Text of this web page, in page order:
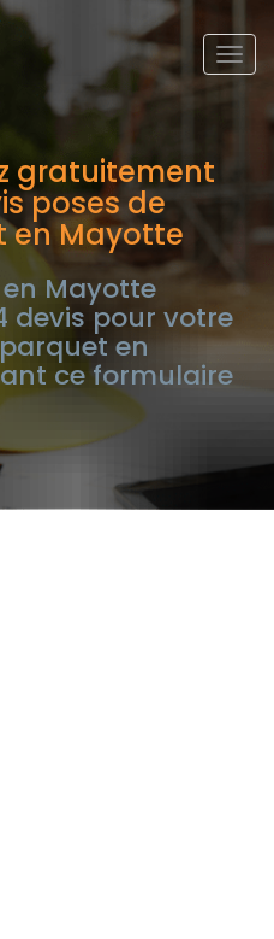
gratuitement
poses de
en Mayotte
Mayotte
devis pour votre
en
ce formulaire